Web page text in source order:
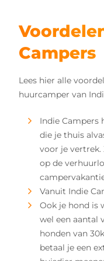
Campers
Lees hier alle
huurcamper van
Indie Campers
die je thuis
voor je vertrek.
op de
Vanuit Indie
Ook je hond is
wel een aantal
honden van
betaal je een